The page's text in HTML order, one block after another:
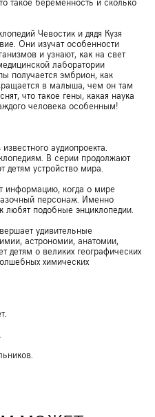
Чевостик и дядя Кузя
Они изучат особенности
и узнают, как на свет
лаборатории
получается эмбрион, как
в малыша, чем он там
что такое гены, какая наука
человека особенным!
аудиопроекта.
В серии продолжают
детям устройство мира.
информацию, когда о мире
персонаж. Именно
любят подобные энциклопедии.
удивительные
астрономии, анатомии,
детям о великих географических
химических